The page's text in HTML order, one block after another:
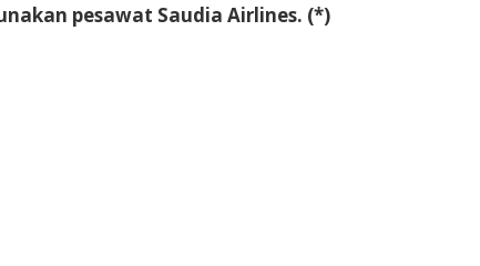
pesawat Saudia Airlines. (*)